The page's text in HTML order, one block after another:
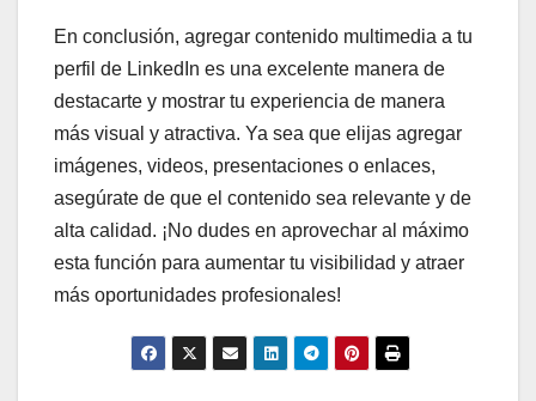
En conclusión, agregar contenido multimedia a tu
perfil de LinkedIn es una excelente manera de
destacarte y mostrar tu experiencia de manera
más visual y atractiva. Ya sea que elijas agregar
imágenes, videos, presentaciones o enlaces,
asegúrate de que el contenido sea relevante y de
alta calidad. ¡No dudes en aprovechar al máximo
esta función para aumentar tu visibilidad y atraer
más oportunidades profesionales!